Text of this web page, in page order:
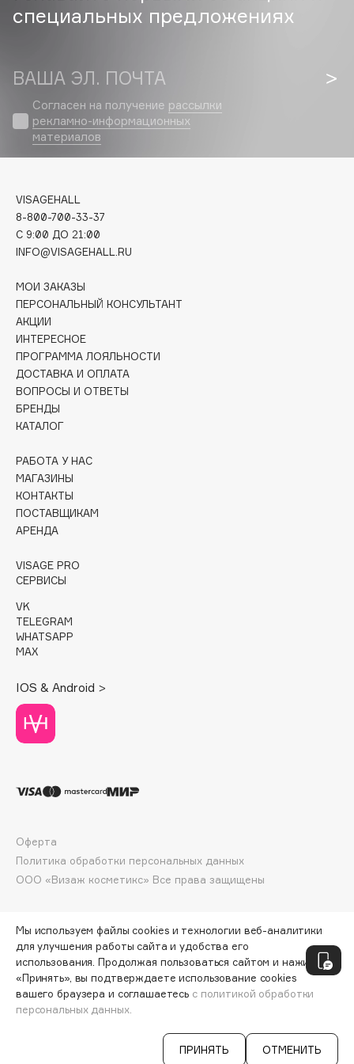
Cadence
Carbon Theory
Carolina Herrera
Catrice
Chupa Chups
Clarette
Clarins
Clive Christian
Club De Nuit
Collagenina
Corimo
CosRX
Crescina
Cunzite
Curaprox
D
d'Alba
DABO
DARLING*
Deonica
Dessange
Divage
DP Daily Perfection
Dr.Jart+
DSD de Luxe
Dyson
СООБЩИТЬ О ПОСТУПЛЕНИИ
специальных предложениях
ВАША ЭЛ. ПОЧТА
Согласен на получение рассылки
рекламно-информационных
материалов
VISAGEHALL
8-800-700-33-37
C 9:00 ДО 21:00
INFO@VISAGEHALL.RU
МОИ ЗАКАЗЫ
ПЕРСОНАЛЬНЫЙ КОНСУЛЬТАНТ
АКЦИИ
ИНТЕРЕСНОЕ
ПРОГРАММА ЛОЯЛЬНОСТИ
ДОСТАВКА И ОПЛАТА
ВОПРОСЫ И ОТВЕТЫ
БРЕНДЫ
КАТАЛОГ
РАБОТА У НАС
МАГАЗИНЫ
КОНТАКТЫ
ПОСТАВЩИКАМ
АРЕНДА
VISAGE PRO
СЕРВИСЫ
VK
TELEGRAM
WHATSAPP
MAX
IOS & Android >
ООО «Визаж косметикс» Все права защищены
Оферта
Политика обработки персональных данных
Мы используем файлы cookies и технологии веб-аналитики
для улучшения работы сайта и удобства его
использования. Продолжая пользоваться сайтом и нажимая
«Принять», вы подтверждаете использование cookies
вашего браузера и соглашаетесь с политикой обработки
персональных данных.
ПРИНЯТЬ ОТМЕНИТЬ